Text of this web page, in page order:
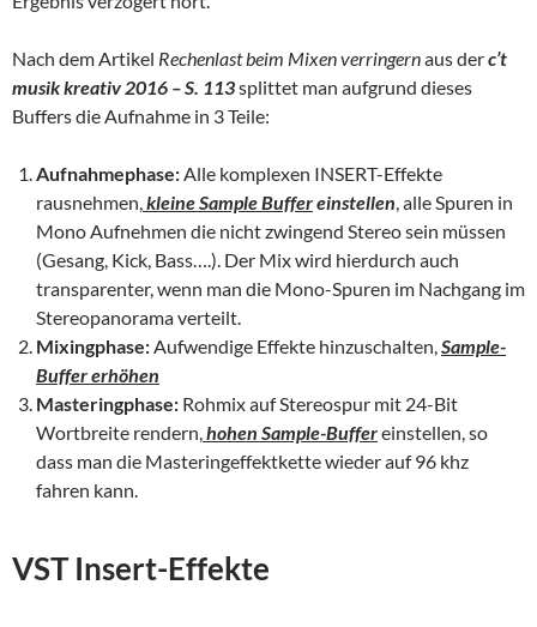
Nach dem Artikel Rechenlast beim Mixen verringernaus derc’t
musik kreativ 2016 – S. 113splittet man aufgrund dieses
Buffers die Aufnahme in 3 Teile:
Aufnahmephase: Alle komplexen INSERT-Effekte
rausnehmen, kleineSample Buffereinstellen , alle Spuren in
Mono Aufnehmen die nicht zwingend Stereo sein müssen
(Gesang, Kick, Bass….). Der Mix wird hierdurch auch
transparenter, wenn man die Mono-Spuren im Nachgang im
Stereopanorama verteilt.
Mixingphase: Aufwendige Effekte hinzuschalten, Sample-
Buffer erhöhen
Masteringphase: Rohmix auf Stereospur mit 24-Bit
Wortbreite rendern, hohen Sample-Buffereinstellen, so
dass man die Masteringeffektkette wieder auf 96 khz
fahren kann.
VST Insert-Effekte